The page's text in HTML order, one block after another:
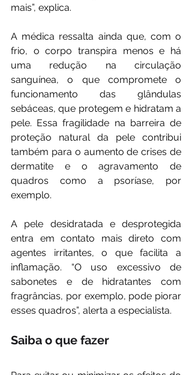
mais”, explica.
A médica ressalta ainda que, com o
frio, o corpo transpira menos e há
uma redução na circulação
sanguínea, o que compromete o
funcionamento das glândulas
sebáceas, que protegem e hidratam a
pele. Essa fragilidade na barreira de
proteção natural da pele contribui
também para o aumento de crises de
dermatite e o agravamento de
quadros como a psoríase, por
exemplo.
A pele desidratada e desprotegida
entra em contato mais direto com
agentes irritantes, o que facilita a
inflamação. “O uso excessivo de
sabonetes e de hidratantes com
fragrâncias, por exemplo, pode piorar
esses quadros”, alerta a especialista.
Saiba o que fazer